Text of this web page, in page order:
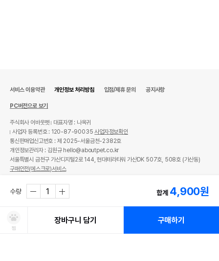
수량 합계 4,900원
찜
장바구니 담기 구매하기
서비스 이용약관 개인정보 처리방침 입점/제휴 문의 공지사항
PC버전으로 보기
주식회사 어바웃펫
대표자명 : 나옥귀
사업자 등록번호 : 120-87-90035사업자정보확인
통신판매업신고번호 : 제 2025-서울금천-2382호
개인정보관리자 : 김원규 hello@aboutpet.co.kr
서울특별시 금천구 가산디지털2로 144, 현대테라타워 가산DK 507호, 508호 (가산동)
구매안전(에스크로)서비스